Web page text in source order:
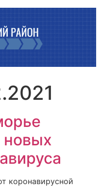
коронавирусной